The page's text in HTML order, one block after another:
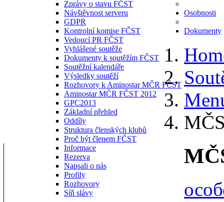
Zprávy o stavu FČST
Návštěvnost serveru
GDPR
Kontrolní komise FČST
Vedoucí PR FČST
Vyhlášené soutěže
Dokumenty k soutěžím FČST
Soutěžní kalendáře
Výsledky soutěží
Rozhovory k Aminostar MČR FČST
Aminostar MČR FČST 2012
GPC2013
Základní přehled
Oddíly
Struktura členských klubů
Proč být členem FČST
Informace
Rezerva
Osobnosti
Napsali o nás
Profily
Rozhovory
Síň slávy
Dokumenty